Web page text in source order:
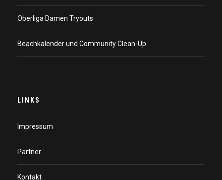
Oberliga Damen Tryouts
Beachkalender und Community Clean-Up
LINKS
Impressum
Partner
Kontakt